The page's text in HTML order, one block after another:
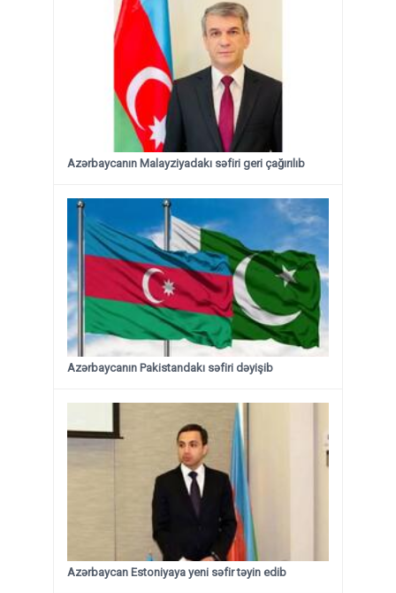
Azərbaycanın Malayziyadakı səfiri geri çağırılıb
Azərbaycanın Pakistandakı səfiri dəyişib
Azərbaycan Estoniyaya yeni səfir təyin edib